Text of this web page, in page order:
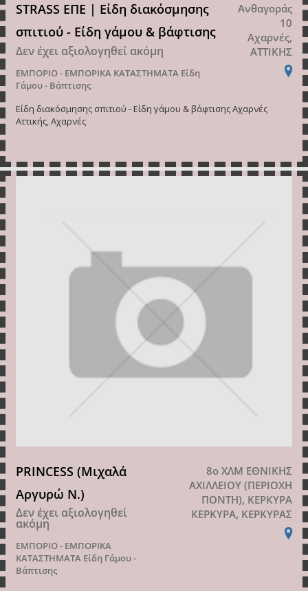
STRASS ΕΠΕ | Είδη διακόσμησης
σπιτιού - Είδη γάμου & βάφτισης
Δεν έχει αξιολογηθεί ακόμη
ΕΜΠΟΡΙΟ - ΕΜΠΟΡΙΚΑ ΚΑΤΑΣΤΗΜΑΤΑ Είδη
Γάμου - Βάπτισης
Ανθαγοράς
10
Αχαρνές,
ΑΤΤΙΚΗΣ
Είδη διακόσμησης σπιτιού - Είδη γάμου & βάφτισης Αχαρνές
Αττικής, Αχαρνές
PRINCESS (Μιχαλά
Αργυρώ Ν.)
Δεν έχει αξιολογηθεί
ακόμη
ΕΜΠΟΡΙΟ - ΕΜΠΟΡΙΚΑ
ΚΑΤΑΣΤΗΜΑΤΑ Είδη Γάμου -
Βάπτισης
8ο ΧΛΜ ΕΘΝΙΚΗΣ
ΑΧΙΛΛΕΙΟΥ (ΠΕΡΙΟΧΗ
ΠΟΝΤΗ), ΚΕΡΚΥΡΑ
ΚΕΡΚΥΡΑ, ΚΕΡΚΥΡΑΣ